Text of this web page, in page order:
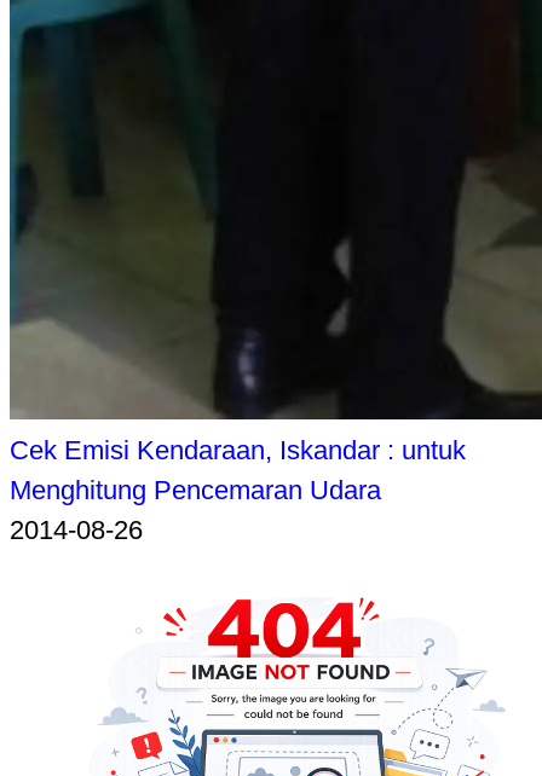
Cek Emisi Kendaraan, Iskandar : untuk
Menghitung Pencemaran Udara
2014-08-26